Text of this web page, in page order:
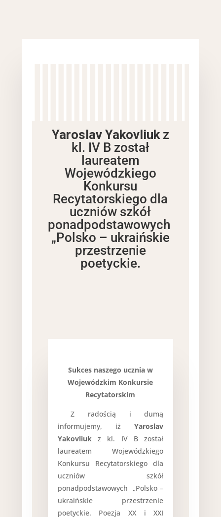
Yaroslav Yakovliukz
kl. IV B został
laureatem
Wojewódzkiego
Konkursu
Recytatorskiego dla
uczniów szkół
ponadpodstawowych
„Polsko – ukraińskie
przestrzenie
poetyckie.
Sukces naszego ucznia w
Wojewódzkim Konkursie
Recytatorskim
Z radością i dumą
informujemy, iżYaroslav
Yakovliukz kl. IV B został
laureatem Wojewódzkiego
Konkursu Recytatorskiego dla
uczniów szkół
ponadpodstawowych „Polsko –
ukraińskie przestrzenie
poetyckie. Poezja XX i XXI